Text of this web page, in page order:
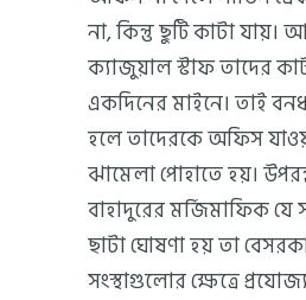
না, কিন্তু ছুটি কাটা যায়।
ক্যাজুয়াল স্টাফ তাদের
একদিনের মাইনে। তাই
হলে তাদেরকে অফিস
ঝামেলা পোহাতে হয়।
বাহাদুরের মর্জিমাফিক যে
ছাটা ঘোষণা হয় তা
সংস্থাগুলোর ক্ষেত্রে